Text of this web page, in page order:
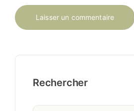
Rechercher